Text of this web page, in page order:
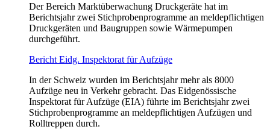
Der Bereich Marktüberwachung Druckgeräte hat im
Berichtsjahr zwei Stichprobenprogramme an meldepflichtigen
Druckgeräten und Baugruppen sowie Wärmepumpen
durchgeführt.
Bericht Eidg. Inspektorat für Aufzüge
In der Schweiz wurden im Berichtsjahr mehr als 8000
Aufzüge neu in Verkehr gebracht. Das Eidgenössische
Inspektorat für Aufzüge (EIA) führte im Berichtsjahr zwei
Stichprobenprogramme an meldepflichtigen Aufzügen und
Rolltreppen durch.